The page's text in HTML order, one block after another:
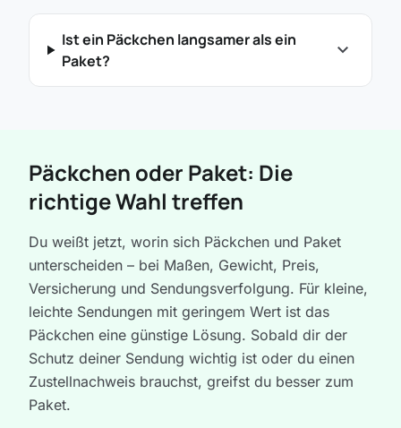
Ist ein Päckchen langsamer als ein
Paket?
expand_more
Päckchen oder Paket: Die
richtige Wahl treffen
Du weißt jetzt, worin sich Päckchen und Paket
unterscheiden – bei Maßen, Gewicht, Preis,
Versicherung und Sendungsverfolgung. Für kleine,
leichte Sendungen mit geringem Wert ist das
Päckchen eine günstige Lösung. Sobald dir der
Schutz deiner Sendung wichtig ist oder du einen
Zustellnachweis brauchst, greifst du besser zum
Paket.